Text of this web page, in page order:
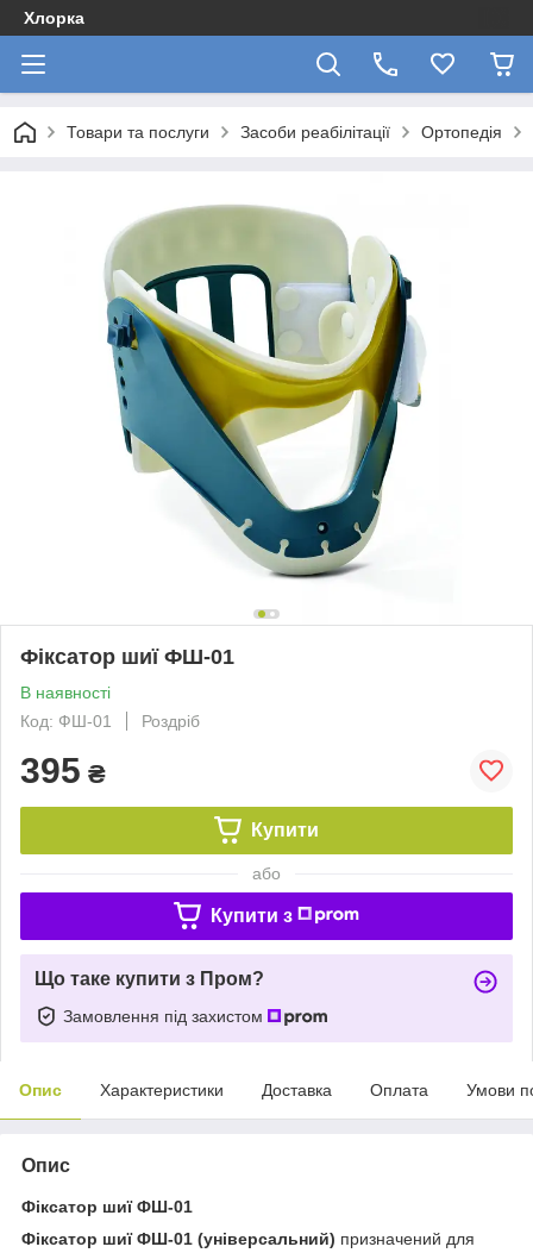
Хлорка
Товари та послуги Засоби реабілітації Ортопедія
Фіксатор шиї ФШ-01
В наявності
Код: ФШ-01
Роздріб
395 ₴
Купити
або
Купити з
Що таке купити з Пром?
Замовлення під захистом
Опис Характеристики Доставка Оплата Умови
Опис
Фіксатор шиї ФШ-01
Фіксатор шиї ФШ-01 (універсальний) призначений для